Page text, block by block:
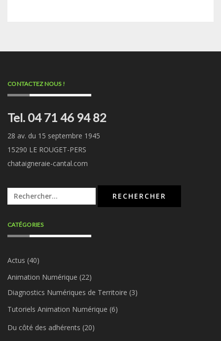
CONTACTEZ NOUS !
Tel. 04 71 46 94 82
28 av. du 15 septembre 1945
15290 LE ROUGET-PERS
chataigneraie-cantal.com
Rechercher :
CATÉGORIES
Actus (40)
Animation Numérique (22)
Diagnostics Numériques de Territoire (3)
Tutoriels Animation Numérique (6)
Du côté des adhérents (20)